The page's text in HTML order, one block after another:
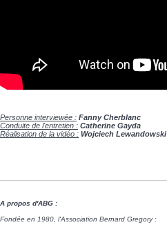
Personne interviewée : Fanny Cherblanc
Conduite de l'entretien : Catherine Gayda
Réalisation de la vidéo : Wojciech Lewandowski
A propos d'ABG :
Fondée en 1980, l'Association Bernard Gregory :